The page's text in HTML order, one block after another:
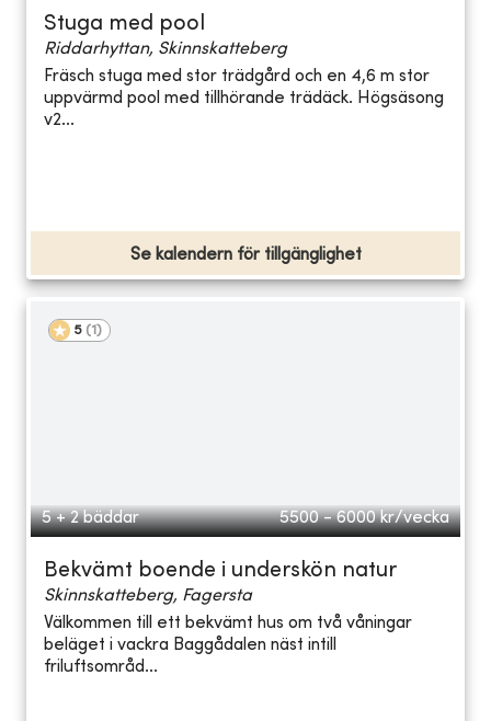
Stuga med pool
Riddarhyttan, Skinnskatteberg
Fräsch stuga med stor trädgård och en 4,6 m stor
uppvärmd pool med tillhörande trädäck. Högsäsong
v2...
Se kalendern för tillgänglighet
5 (1 )
5 + 2 bäddar 5500 - 6000 kr/vecka
Bekvämt boende i underskön natur
Skinnskatteberg, Fagersta
Välkommen till ett bekvämt hus om två våningar
beläget i vackra Baggådalen näst intill
friluftsområd...